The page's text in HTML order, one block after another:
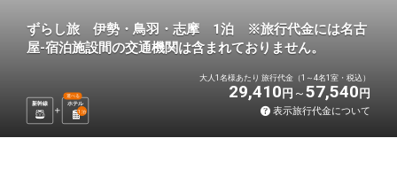
ずらし旅 伊勢・鳥羽・志摩 1泊 ※旅行代金には名古
屋-宿泊施設間の交通機関は含まれておりません。
新幹線 ホテル
選べる
1 泊
大人1名様あたり 旅行代金（1～4名1室・税込）
29,410 円 57,540 円
表示旅行代金について